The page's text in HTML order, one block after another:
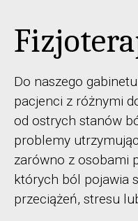
Do naszego
pacjenci z różnymi
od ostrych stanów
problemy
zarówno z osobami
których ból pojawia
przeciążeń, stresu